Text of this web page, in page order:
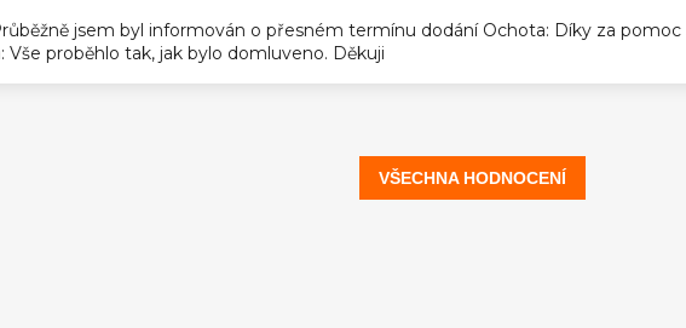
jsem byl informován o přesném termínu dodání Ochota: Díky za
Vše proběhlo tak, jak bylo domluveno. Děkuji
VŠECHNA HODNOCENÍ